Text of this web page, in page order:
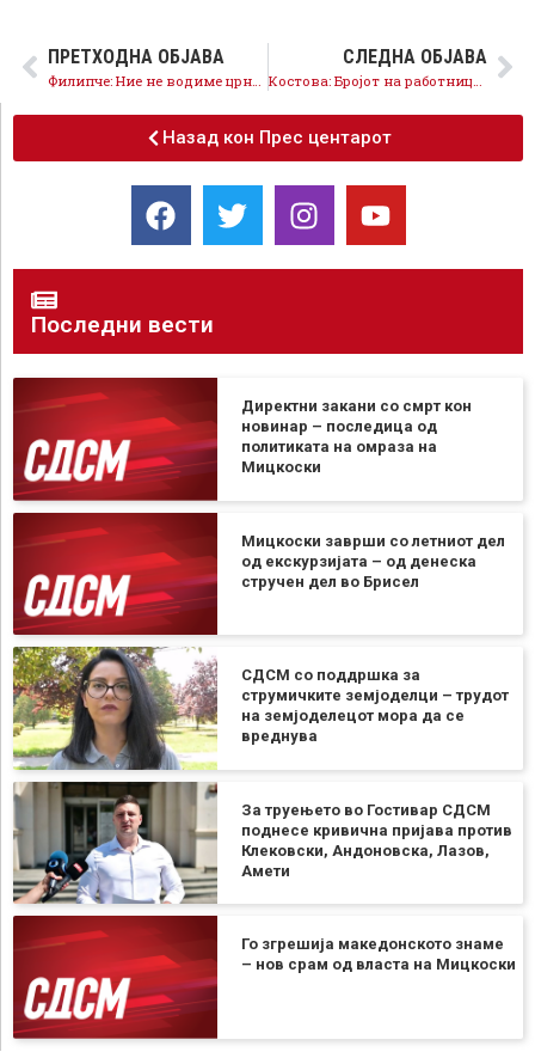
ПРЕТХОДНА ОБЈАВА
Филипче: Ние не водиме црна кампања туку ја кажуваме црната вистина која е резултат на политиките на Мицкоски
СЛЕДНА ОБЈАВА
Костова: Бројот на работници во индустријата намален за 2,6% – лоши политики на Мицкоски и ДПМНЕ
Назад кон Прес центарот
Последни вести
Директни закани со смрт кон
новинар – последица од
политиката на омраза на
Мицкоски
Мицкоски заврши со летниот дел
од екскурзијата – од денеска
стручен дел во Брисел
СДСМ со поддршка за
струмичките земјоделци – трудот
на земјоделецот мора да се
вреднува
За труењето во Гостивар СДСМ
поднесе кривична пријава против
Клековски, Андоновска, Лазов,
Амети
Го згрешија македонското знаме
– нов срам од власта на Мицкоски